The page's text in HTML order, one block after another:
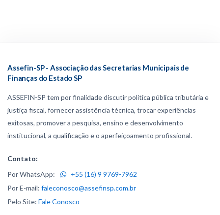
Assefin-SP - Associação das Secretarias Municipais de
Finanças do Estado SP
ASSEFIN-SP tem por finalidade discutir política pública tributária e
justiça fiscal, fornecer assistência técnica, trocar experiências
exitosas, promover a pesquisa, ensino e desenvolvimento
institucional, a qualificação e o aperfeiçoamento profissional.
Contato:
Por WhatsApp:
+55 (16) 9 9769-7962
Por E-mail: faleconosco@assefinsp.com.br
Pelo Site: Fale Conosco